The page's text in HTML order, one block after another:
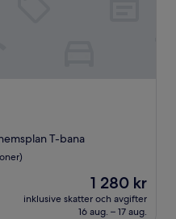
T-bana
Priset
är
1 280 kr
1 280 kr
inklusive skatter och avgifter
16 aug. – 17 aug.